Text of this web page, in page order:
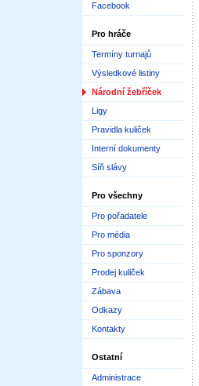
Facebook
Pro hráče
Termíny turnajů
Výsledkové listiny
Národní žebříček
Ligy
Pravidla kuliček
Interní dokumenty
Síň slávy
Pro všechny
Pro pořadatele
Pro média
Pro sponzory
Prodej kuliček
Zábava
Odkazy
Kontakty
Ostatní
Administrace